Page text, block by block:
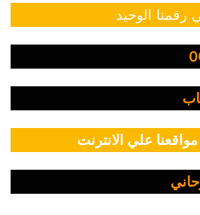
رقمنا الوحيد
علي الانترنت